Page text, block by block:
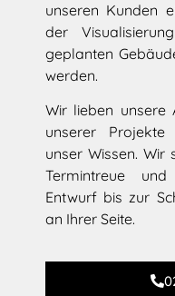
unseren Kunden
der
geplanten
werden.
Wir lieben unsere
unserer Projekte
unser Wissen. Wir
Termintreue
Entwurf bis zur
an Ihrer Seite.